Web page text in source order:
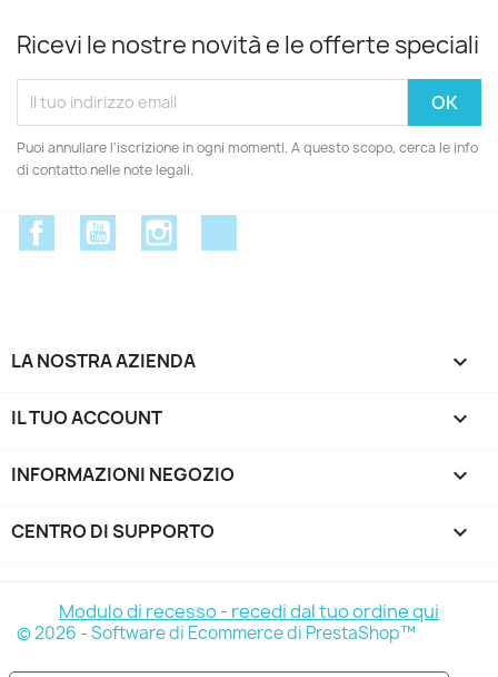
Ricevi le nostre novità e le offerte speciali
Puoi annullare l'iscrizione in ogni momenti. A questo scopo, cerca le info
di contatto nelle note legali.
FacebookYouTube
LA NOSTRA AZIENDA 
IL TUO ACCOUNT 
INFORMAZIONI NEGOZIO keyboard_arrow_down
CENTRO DI SUPPORTO 
Modulo di recesso - recedi dal tuo ordine qui
© 2026 - Software di Ecommerce di PrestaShop™